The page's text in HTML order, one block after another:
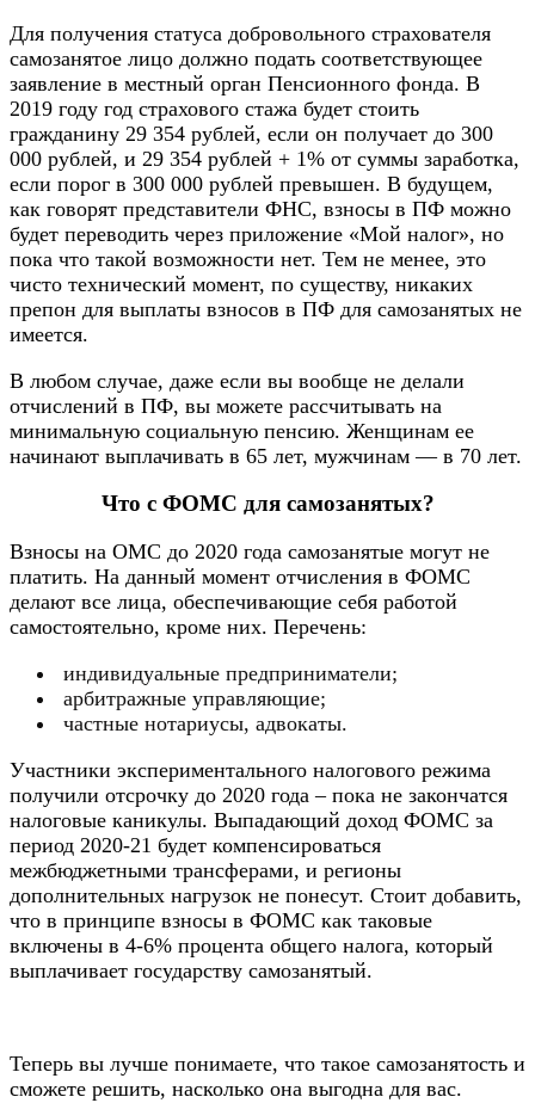
Для получения статуса добровольного страхователя
самозанятое лицо должно подать соответствующее
заявление в местный орган Пенсионного фонда. В
2019 году год страхового стажа будет стоить
гражданину 29 354 рублей, если он получает до 300
000 рублей, и 29 354 рублей + 1% от суммы заработка,
если порог в 300 000 рублей превышен. В будущем,
как говорят представители ФНС, взносы в ПФ можно
будет переводить через приложение «Мой налог», но
пока что такой возможности нет. Тем не менее, это
чисто технический момент, по существу, никаких
препон для выплаты взносов в ПФ для самозанятых не
имеется.
В любом случае, даже если вы вообще не делали
отчислений в ПФ, вы можете рассчитывать на
минимальную социальную пенсию. Женщинам ее
начинают выплачивать в 65 лет, мужчинам — в 70 лет.
Что с ФОМС для самозанятых?
Взносы на ОМС до 2020 года самозанятые могут не
платить. На данный момент отчисления в ФОМС
делают все лица, обеспечивающие себя работой
самостоятельно, кроме них. Перечень:
индивидуальные предприниматели;
арбитражные управляющие;
частные нотариусы, адвокаты.
Участники экспериментального налогового режима
получили отсрочку до 2020 года – пока не закончатся
налоговые каникулы. Выпадающий доход ФОМС за
период 2020-21 будет компенсироваться
межбюджетными трансферами, и регионы
дополнительных нагрузок не понесут. Стоит добавить,
что в принципе взносы в ФОМС как таковые
включены в 4-6% процента общего налога, который
выплачивает государству самозанятый.
Теперь вы лучше понимаете, что такое самозанятость и
сможете решить, насколько она выгодна для вас.